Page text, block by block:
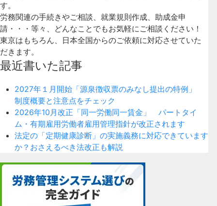
す。
労務関連の手続きやご相談、就業規則作成、助成金申
請・・・等々、どんなことでもお気軽にご相談ください！
東京はもちろん、日本全国からのご依頼に対応させていた
だきます。
最近書いた記事
2027年１月開始「源泉徴収票のみなし提出の特例」
制度概要と注意点をチェック
2026年10月改正「同一労働同一賃金」 パートタイ
ム・有期雇用労働者雇用管理指針が改正されます
法定の「定期健康診断」の実施義務に対応できています
か？おさえるべき法改正も解説